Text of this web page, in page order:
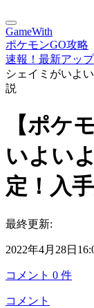
GameWith
ポケモンGO攻略
速報！最新アッ
シェイミがいよ
説
【ポケ
いよい
定！入
最終更新:
2022年4月28日
コメント 0 件
コメント